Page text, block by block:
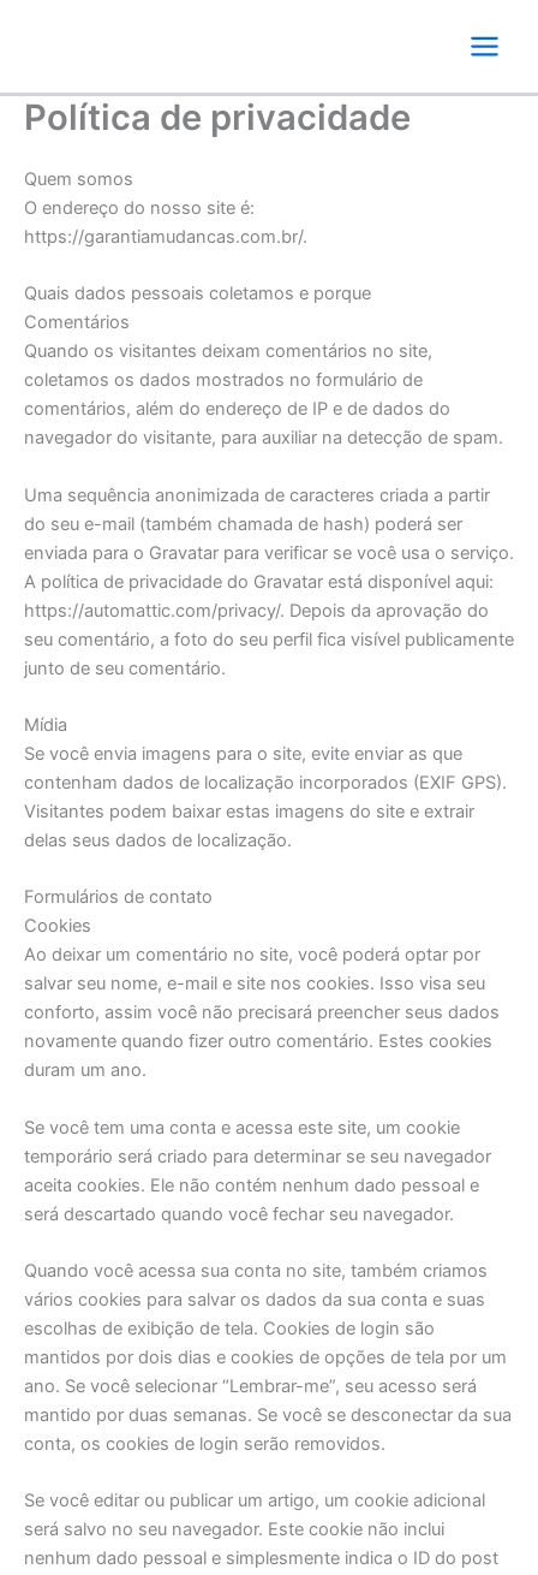
conteúdo
Política de privacidade
Quem somos
O endereço do nosso site é:
https://garantiamudancas.com.br/.
Quais dados pessoais coletamos e porque
Comentários
Quando os visitantes deixam comentários no site,
coletamos os dados mostrados no formulário de
comentários, além do endereço de IP e de dados do
navegador do visitante, para auxiliar na detecção de spam.
Uma sequência anonimizada de caracteres criada a partir
do seu e-mail (também chamada de hash) poderá ser
enviada para o Gravatar para verificar se você usa o serviço.
A política de privacidade do Gravatar está disponível aqui:
https://automattic.com/privacy/. Depois da aprovação do
seu comentário, a foto do seu perfil fica visível publicamente
junto de seu comentário.
Mídia
Se você envia imagens para o site, evite enviar as que
contenham dados de localização incorporados (EXIF GPS).
Visitantes podem baixar estas imagens do site e extrair
delas seus dados de localização.
Formulários de contato
Cookies
Ao deixar um comentário no site, você poderá optar por
salvar seu nome, e-mail e site nos cookies. Isso visa seu
conforto, assim você não precisará preencher seus dados
novamente quando fizer outro comentário. Estes cookies
duram um ano.
Se você tem uma conta e acessa este site, um cookie
temporário será criado para determinar se seu navegador
aceita cookies. Ele não contém nenhum dado pessoal e
será descartado quando você fechar seu navegador.
Quando você acessa sua conta no site, também criamos
vários cookies para salvar os dados da sua conta e suas
escolhas de exibição de tela. Cookies de login são
mantidos por dois dias e cookies de opções de tela por um
ano. Se você selecionar “Lembrar-me”, seu acesso será
mantido por duas semanas. Se você se desconectar da sua
conta, os cookies de login serão removidos.
Se você editar ou publicar um artigo, um cookie adicional
será salvo no seu navegador. Este cookie não inclui
nenhum dado pessoal e simplesmente indica o ID do post